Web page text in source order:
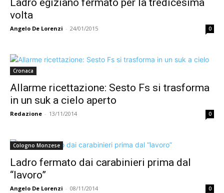
Ladro egiziano fermato per la tredicesima
volta
Angelo De Lorenzi - 24/01/2015 0
Cronaca
Allarme ricettazione: Sesto Fs si trasforma
in un suk a cielo aperto
Redazione - 13/11/2014 0
Cologno Monzese
Ladro fermato dai carabinieri prima dal
“lavoro”
Angelo De Lorenzi - 08/11/2014 0